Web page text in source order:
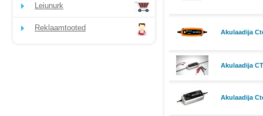
Leiunurk
Reklaamtooted Akulaadija
Akulaadija
Akulaadija